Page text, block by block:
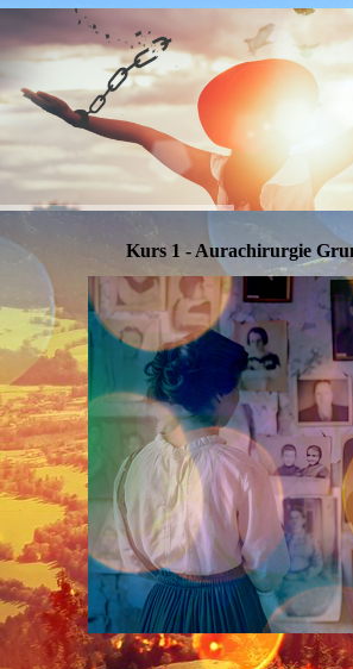
Kurs 1 - Aurachirurgie